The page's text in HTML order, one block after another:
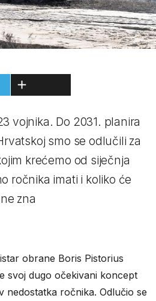
vojnika. Do 2031. planira
smo se odlučili za
krećemo od siječnja
ročnika imati i koliko će
zna
obrane Boris Pistorius
svoj dugo očekivani koncept
nedostatka ročnika. Odlučio se